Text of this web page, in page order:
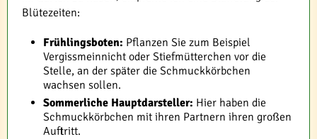
Blütezeiten:
Frühlingsboten: Pflanzen Sie zum Beispiel
Vergissmeinnicht oder Stiefmütterchen vor die
Stelle, an der später die Schmuckkörbchen
wachsen sollen.
Sommerliche Hauptdarsteller: Hier haben die
Schmuckkörbchen mit ihren Partnern ihren großen
Auftritt.